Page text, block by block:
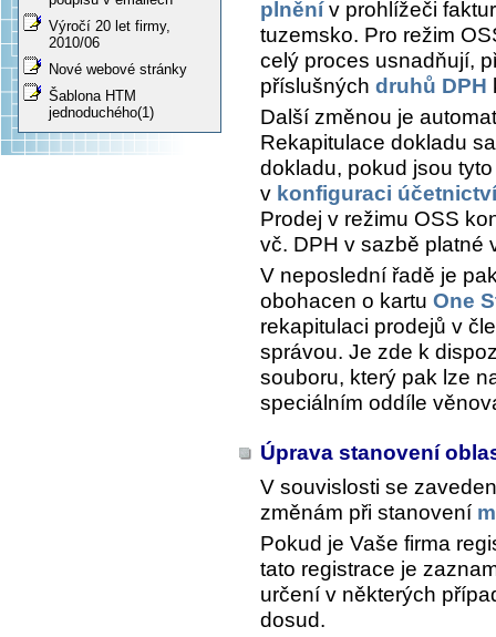
Výročí 20 let firmy,
2010/06
Nové webové stránky
Šablona HTM
jednoduchého(1)
plněnív prohlížeči
tuzemsko. Pro režim
celý proces usnadňují,
příslušných druhů DPH
Další změnou je
Rekapitulace dokladu
dokladu, pokud jsou
v konfiguraci účetnictví
Prodej v režimu OSS
vč. DPH v sazbě platné
V neposlední řadě je
obohacen o kartu One
rekapitulaci prodejů v
správou. Je zde k
souboru, který pak lze
speciálním oddíle
Úprava stanovení
V souvislosti se
změnám při stanovení
Pokud je Vaše firma
tato registrace je
určení v některých
dosud.